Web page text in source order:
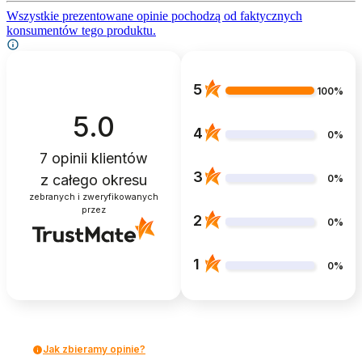
Wszystkie prezentowane opinie pochodzą od faktycznych
konsumentów tego produktu.
5.0
7 opinii klientów
z całego okresu
zebranych i zweryfikowanych
przez
5 100%
4 0%
3 0%
2 0%
1 0%
Jak zbieramy opinie?